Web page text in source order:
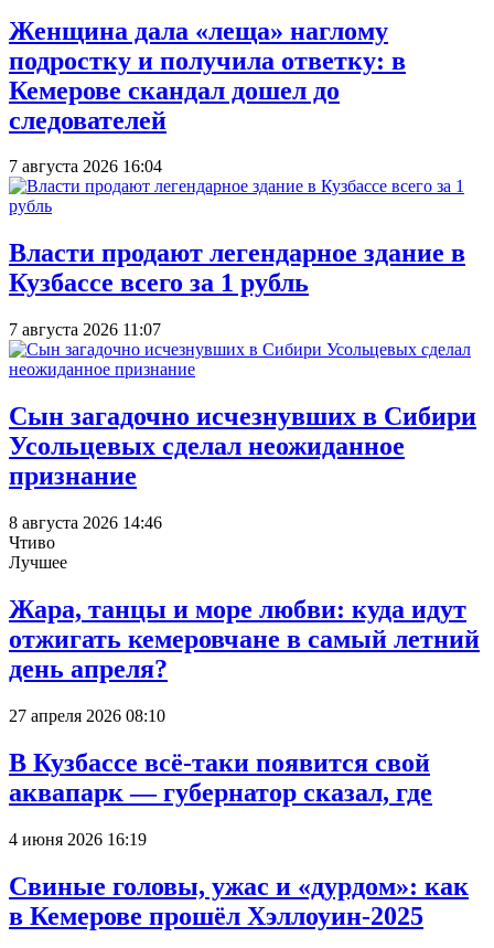
Женщина дала «леща» наглому
подростку и получила ответку: в
Кемерове скандал дошел до
следователей
7 августа 2026 16:04
Власти продают легендарное здание в
Кузбассе всего за 1 рубль
7 августа 2026 11:07
Сын загадочно исчезнувших в Сибири
Усольцевых сделал неожиданное
признание
8 августа 2026 14:46
Чтиво
Лучшее
Жара, танцы и море любви: куда идут
отжигать кемеровчане в самый летний
день апреля?
27 апреля 2026 08:10
В Кузбассе всё-таки появится свой
аквапарк — губернатор сказал, где
4 июня 2026 16:19
Свиные головы, ужас и «дурдом»: как
в Кемерове прошёл Хэллоуин-2025